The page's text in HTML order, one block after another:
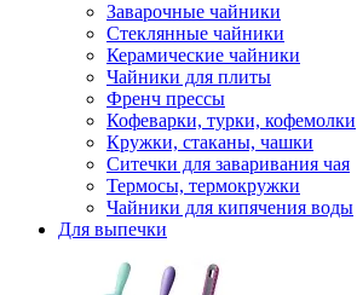
Заварочные чайники
Стеклянные чайники
Керамические чайники
Чайники для плиты
Френч прессы
Кофеварки, турки, кофемолки
Кружки, стаканы, чашки
Ситечки для заваривания чая
Термосы, термокружки
Чайники для кипячения воды
Для выпечки